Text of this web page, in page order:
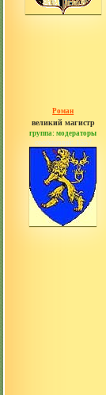
Роман
великий магистр
группа: модераторы
сообщений: 1557